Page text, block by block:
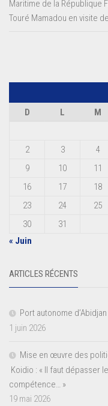
Maritime de la République
Touré Mamadou en visite
D
L M
2
3 4
9
10 11
16
17 18
23
24 25
30
31
« Juin
ARTICLES RÉCENTS
Port autonome
1 juin 2026
Mise en œuvre des
Koidio : « Il faut dépasser
compétence… »
19 mai 2026